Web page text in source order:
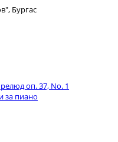
Бургас
оп. 37, No. 1
за пиано